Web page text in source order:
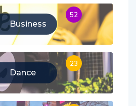
Business
52
Dance
23